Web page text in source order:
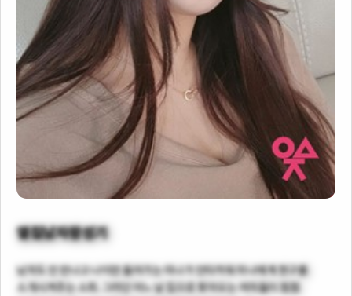
옆집남자왕성기
남자도 안 만나고 나이만 들어가는 미나가 안타까워 미나에게 현구를
소개시켜주는 소희. 그러던 어느 날 집으로 찾아오는 여자들이 점점